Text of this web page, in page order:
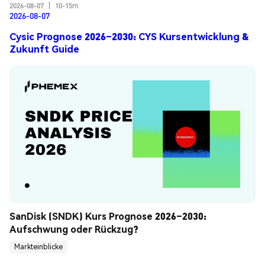
2026-08-07
10-15m
2026-08-07
Cysic Prognose 2026–2030: CYS Kursentwicklung &
Zukunft Guide
SanDisk (SNDK) Kurs Prognose 2026–2030:
Aufschwung oder Rückzug?
Markteinblicke